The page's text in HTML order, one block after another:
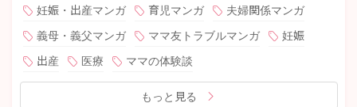
妊娠・出産マンガ 育児マンガ
夫婦関係マンガ
義母・義父マンガ
ママ友トラブルマンガ
妊娠
出産
医療 ママの体験談
もっと見る